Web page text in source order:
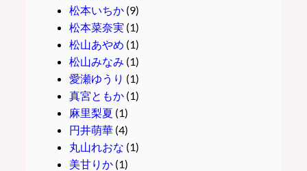
松本いちか(9)
松本菜奈実 (1)
松山あやめ (1)
松山みなみ (1)
愛瀬ゆうり (1)
真宮ともか(1)
麻里梨夏 (1)
円井萌華(4)
丸山れおな (1)
美甘りか(1)